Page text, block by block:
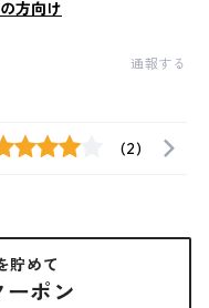
方向け
通報する
(2)
貯めて
ポン